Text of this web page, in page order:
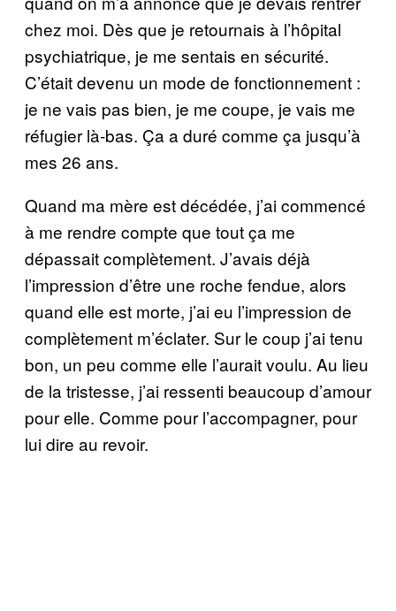
chez moi. Dès que je retournais à l’hôpital
psychiatrique, je me sentais en sécurité.
C’était devenu un mode de fonctionnement :
je ne vais pas bien, je me coupe, je vais me
réfugier là-bas. Ça a duré comme ça jusqu’à
mes 26 ans.
Quand ma mère est décédée, j’ai commencé
à me rendre compte que tout ça me
dépassait complètement. J’avais déjà
l’impression d’être une roche fendue, alors
quand elle est morte, j’ai eu l’impression de
complètement m’éclater. Sur le coup j’ai tenu
bon, un peu comme elle l’aurait voulu. Au lieu
de la tristesse, j’ai ressenti beaucoup d’amour
pour elle. Comme pour l’accompagner, pour
lui dire au revoir.